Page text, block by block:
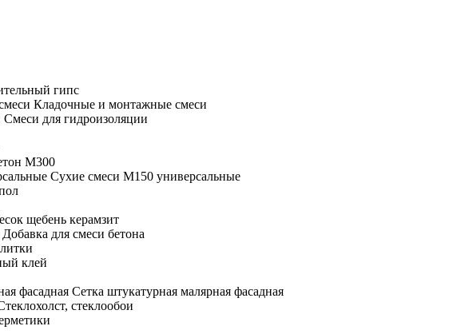
гипс
Кладочные и монтажные смеси
Смеси для гидроизоляции
М300
Сухие смеси М150 универсальные
щебень керамзит
Добавка для смеси бетона
клей
Сетка штукатурная малярная фасадная
стеклообои